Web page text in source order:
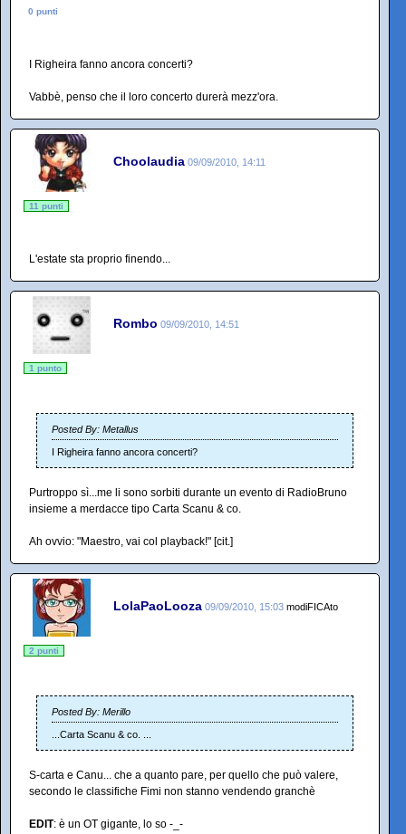
0 punti
I Righeira fanno ancora concerti?
Vabbè, penso che il loro concerto durerà mezz'ora.
Choolaudia 09/09/2010, 14:11
11 punti
L'estate sta proprio finendo...
Rombo 09/09/2010, 14:51
1 punto
Posted By: Metallus
I Righeira fanno ancora concerti?
Purtroppo sì...me li sono sorbiti durante un evento di RadioBruno
insieme a merdacce tipo Carta Scanu & co.
Ah ovvio: "Maestro, vai col playback!" [cit.]
LolaPaoLooza 09/09/2010, 15:03 modiFICAto
2 punti
Posted By: Merillo
...Carta Scanu & co. ...
S-carta e Canu... che a quanto pare, per quello che può valere,
secondo le classifiche Fimi non stanno vendendo granchè
EDIT: è un OT gigante, lo so -_-